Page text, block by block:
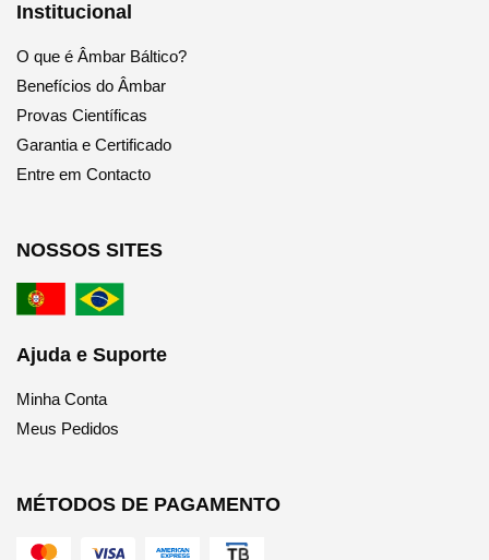
Institucional
O que é Âmbar Báltico?
Benefícios do Âmbar
Provas Científicas
Garantia e Certificado
Entre em Contacto
NOSSOS SITES
Ajuda e Suporte
Minha Conta
Meus Pedidos
MÉTODOS DE PAGAMENTO